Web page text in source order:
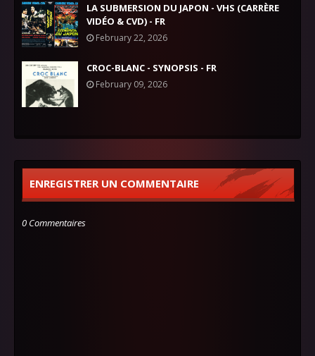
LA SUBMERSION DU JAPON - VHS (CARRÈRE
VIDÉO & CVD) - FR
February 22, 2026
CROC-BLANC - SYNOPSIS - FR
February 09, 2026
ENREGISTRER UN COMMENTAIRE
0 Commentaires